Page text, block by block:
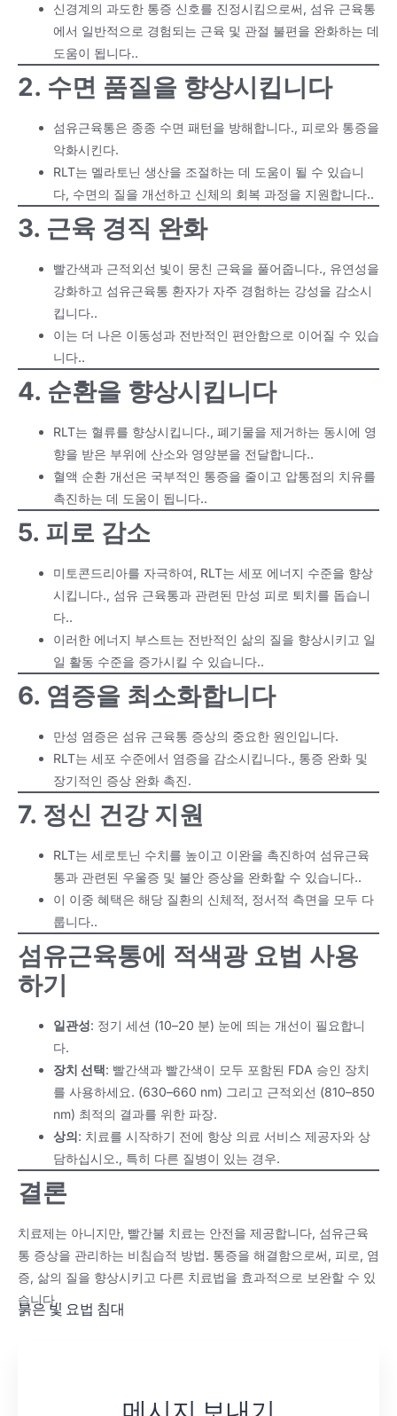
신경계의 과도한 통증 신호를 진정시킴으로써, 섬유 근육통
에서 일반적으로 경험되는 근육 및 관절 불편을 완화하는 데
도움이 됩니다..
2. 수면 품질을 향상시킵니다
섬유근육통은 종종 수면 패턴을 방해합니다., 피로와 통증을
악화시킨다.
RLT는 멜라토닌 생산을 조절하는 데 도움이 될 수 있습니
다, 수면의 질을 개선하고 신체의 회복 과정을 지원합니다..
3. 근육 경직 완화
빨간색과 근적외선 빛이 뭉친 근육을 풀어줍니다., 유연성을
강화하고 섬유근육통 환자가 자주 경험하는 강성을 감소시
킵니다..
이는 더 나은 이동성과 전반적인 편안함으로 이어질 수 있습
니다..
4. 순환을 향상시킵니다
RLT는 혈류를 향상시킵니다., 폐기물을 제거하는 동시에 영
향을 받은 부위에 산소와 영양분을 전달합니다..
혈액 순환 개선은 국부적인 통증을 줄이고 압통점의 치유를
촉진하는 데 도움이 됩니다..
5. 피로 감소
미토콘드리아를 자극하여, RLT는 세포 에너지 수준을 향상
시킵니다., 섬유 근육통과 관련된 만성 피로 퇴치를 돕습니
다..
이러한 에너지 부스트는 전반적인 삶의 질을 향상시키고 일
일 활동 수준을 증가시킬 수 있습니다..
6. 염증을 최소화합니다
만성 염증은 섬유 근육통 증상의 중요한 원인입니다.
RLT는 세포 수준에서 염증을 감소시킵니다., 통증 완화 및
장기적인 증상 완화 촉진.
7. 정신 건강 지원
RLT는 세로토닌 수치를 높이고 이완을 촉진하여 섬유근육
통과 관련된 우울증 및 불안 증상을 완화할 수 있습니다..
이 이중 혜택은 해당 질환의 신체적, 정서적 측면을 모두 다
룹니다..
섬유근육통에 적색광 요법 사용
하기
일관성: 정기 세션 (10–20 분) 눈에 띄는 개선이 필요합니
다.
장치 선택: 빨간색과 빨간색이 모두 포함된 FDA 승인 장치
를 사용하세요. (630–660 nm) 그리고 근적외선 (810–850
nm) 최적의 결과를 위한 파장.
상의: 치료를 시작하기 전에 항상 의료 서비스 제공자와 상
담하십시오., 특히 다른 질병이 있는 경우.
결론
치료제는 아니지만, 빨간불 치료는 안전을 제공합니다, 섬유근육
통 증상을 관리하는 비침습적 방법. 통증을 해결함으로써, 피로, 염
증, 삶의 질을 향상시키고 다른 치료법을 효과적으로 보완할 수 있
습니다..
붉은 빛 요법 침대